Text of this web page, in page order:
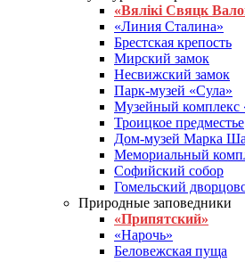
«Вялікі Свяцк
«Линия Сталина»
Брестская крепость
Мирский замок
Несвижский замок
Парк-музей «Сула»
Музейный комплекс
Троицкое предместье
Дом-музей Марка
Мемориальный
Софийский собор
Гомельский
Природные заповедники
«Припятский»
«Нарочь»
Беловежская пуща